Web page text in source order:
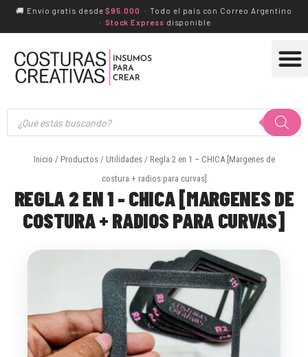
🚚 Envío gratis desde$95.000 · Todo el país con Correo Argentino
· Stock Express disponible
Búsqueda
de
productos
Inicio / Productos/ Utilidades/ Regla 2 en 1 – CHICA [Margenes de
costura + radios para curvas]
REGLA 2 EN 1 - CHICA [MARGENES DE
COSTURA + RADIOS PARA CURVAS]